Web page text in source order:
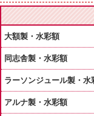
大額製・水彩額
同志舎製・水彩額
ラーソンジュール製・水
アルナ製・水彩額